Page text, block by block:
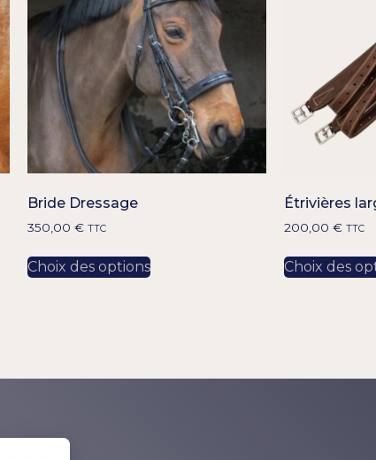
Bride Dressage
350,00 € TTC
Choix des options
Étrivières
200,00 € TTC
Choix des